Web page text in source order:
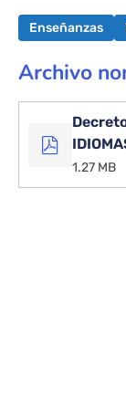
Enseñanzas
Archivo
1.27 MB